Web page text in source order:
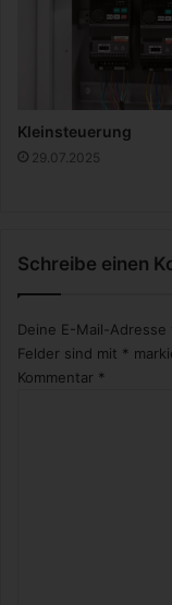
r
h
n
n
e
f
b
e
Kleinsteuerung
29.07.2025
Schreibe einen
Deine E-Mail-
Felder sind mit *
Kommentar *